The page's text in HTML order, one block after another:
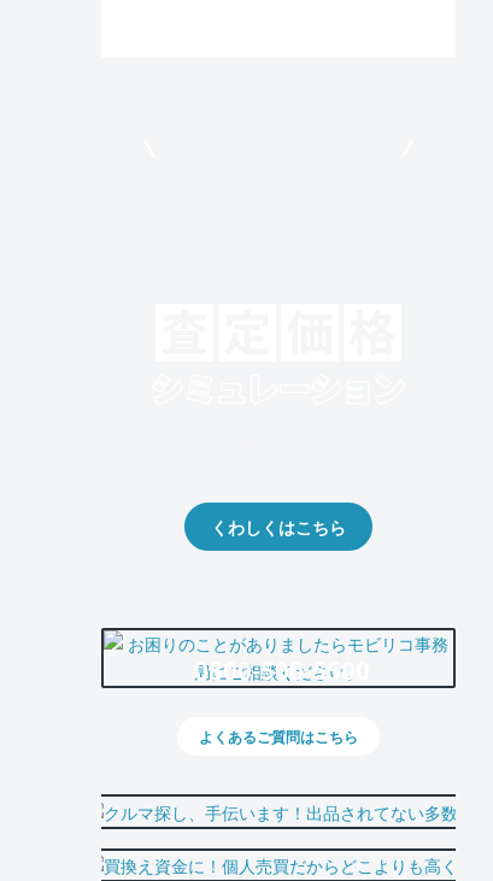
くわしくはこちら
0800-500-5500
よくあるご質問はこちら